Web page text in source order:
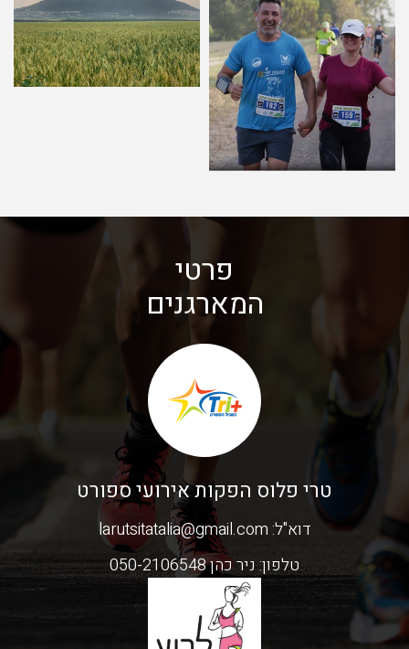
פרטי
המארגנים
טרי פלוס הפקות אירועי ספורט
דוא"ל:larutsitatalia@gmail.com
טלפון: ניר כהן 050-2106548